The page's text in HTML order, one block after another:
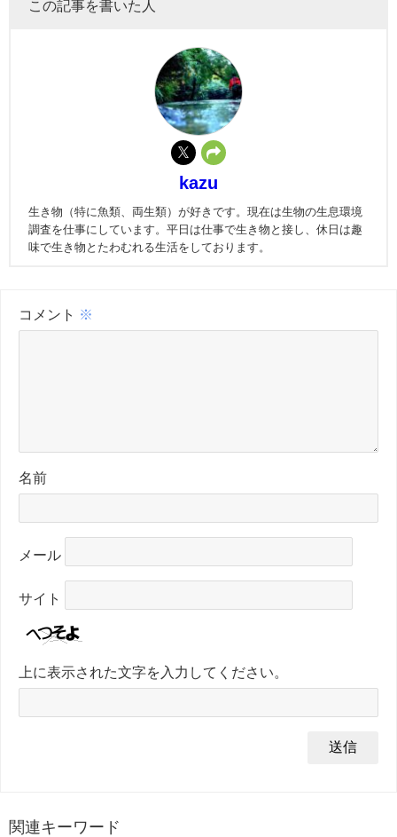
この記事を書いた人
kazu
生き物（特に魚類、両生類）が好きです。現在は生物の生息環境
調査を仕事にしています。平日は仕事で生き物と接し、休日は趣
味で生き物とたわむれる生活をしております。
コメント ※
名前
メール
サイト
上に表示された文字を入力してください。
関連キーワード